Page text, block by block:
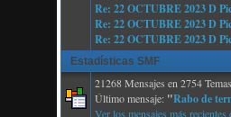
Re: 22 OCTUBRE 2023 D
Re: 22 OCTUBRE 2023 D
Re: 22 OCTUBRE 2023 D
Estadísticas SMF
21268 Mensajes en 2754
Último mensaje: "Rabo de
Ver los mensajes más recientes